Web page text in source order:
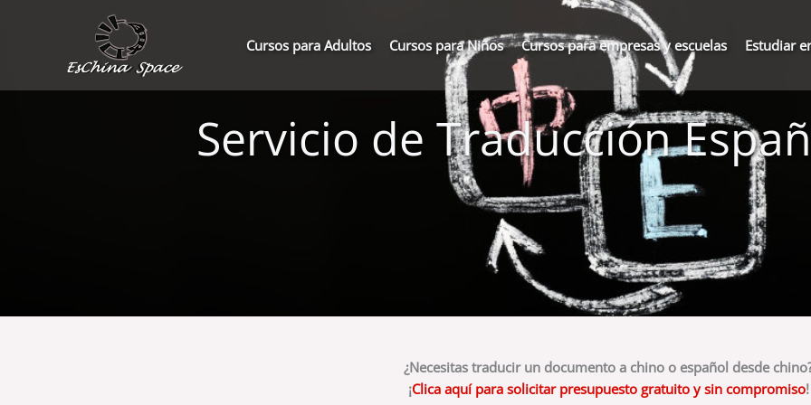
Cursos para Adultos Cursos para Niños Cursos para empresas y escuelas Estudiar
Servicio de Traducción
¿Necesitas traducir un documento a chino o español desde
¡Clica aquí para solicitar presupuesto gratuito y sin compromiso!